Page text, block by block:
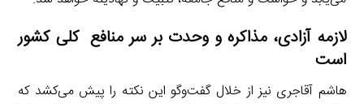
لازمه آزادی، مذاکره و وحدت بر سر منافع کلی کشور
است
هاشم آقاجری نیز از خلال گفت‌وگو این نکته را پیش می‌کشد که